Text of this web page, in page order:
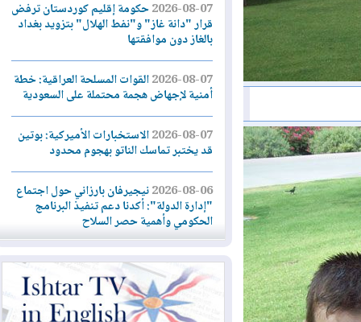
2026-08-07حكومة إقليم كوردستان ترفض
قرار "دانة غاز" و"نفط الهلال" بتزويد بغداد
بالغاز دون موافقتها
2026-08-07القوات المسلحة العراقية: خطة
أمنية لإجهاض هجمة محتملة على السعودية
2026-08-07الاستخبارات الأميركية: بوتين
قد يختبر تماسك الناتو بهجوم محدود
2026-08-06نيجيرفان بارزاني حول اجتماع
"إدارة الدولة": أكدنا دعم تنفيذ البرنامج
الحكومي وأهمية حصر السلاح
2026-08-06ائتلاف ادارة الدولة: من
يقومون بسلوك يهدد امن البلاد خارجون عن
القانون يجب محاربتهم